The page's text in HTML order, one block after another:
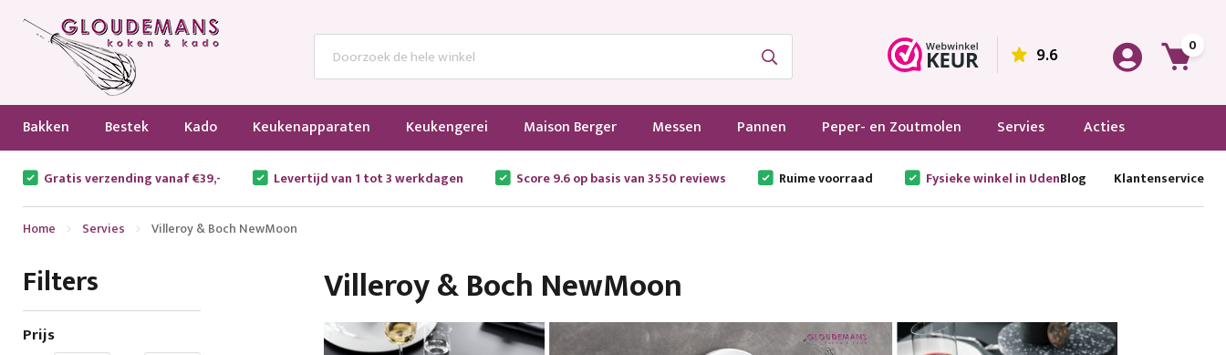
9.6 0
Bakken Bestek Kado Keukenapparaten Keukengerei Maison Berger Messen Pannen Peper- en Zoutmolen Servies Acties
Gratis verzending vanaf €39,- Levertijd van 1 tot 3 werkdagen Score 9.6 op basis van 3550 reviews Ruime voorraad Fysieke winkel in UdenBlog Klantenservice
Home Servies Villeroy & Boch NewMoon
Villeroy & Boch NewMoon
Filters
Prijs